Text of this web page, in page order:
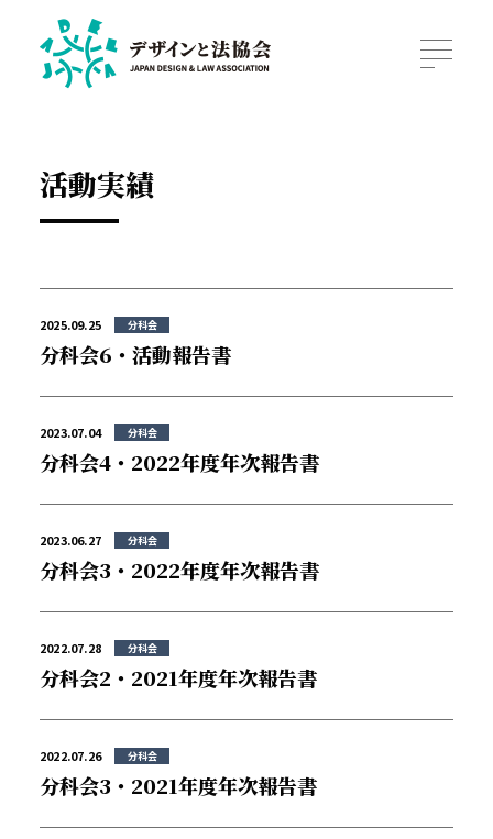
活動実績
2025.09.25 分科会
分科会6・活動報告書
2023.07.04 分科会
分科会4・2022年度年次報告書
2023.06.27 分科会
分科会3・2022年度年次報告書
2022.07.28 分科会
分科会2・2021年度年次報告書
2022.07.26 分科会
分科会3・2021年度年次報告書